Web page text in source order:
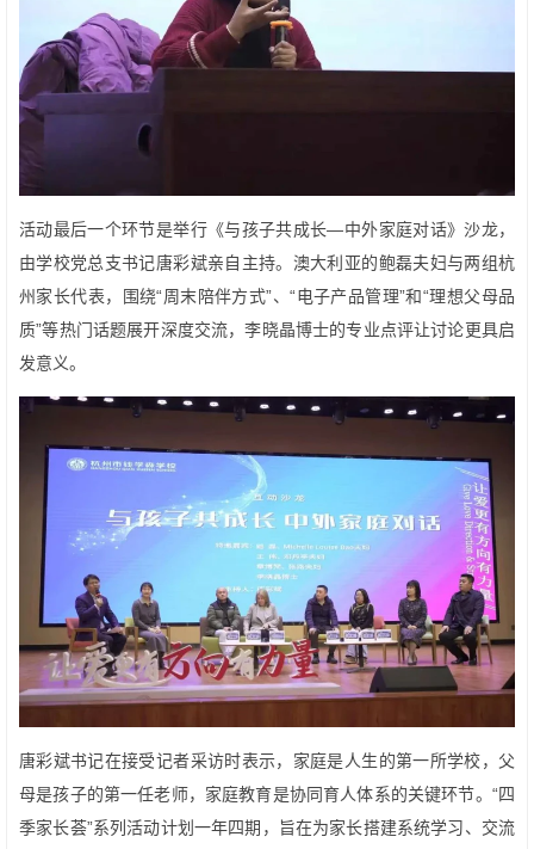
活动最后一个环节是举行《与孩子共成长—中外家庭对话》沙龙，
由学校党总支书记唐彩斌亲自主持。澳大利亚的鲍磊夫妇与两组杭
州家长代表，围绕“周末陪伴方式”、“电子产品管理”和“理想父母品
质”等热门话题展开深度交流，李晓晶博士的专业点评让讨论更具启
发意义。
唐彩斌书记在接受记者采访时表示，家庭是人生的第一所学校，父
母是孩子的第一任老师，家庭教育是协同育人体系的关键环节。“四
季家长荟”系列活动计划一年四期，旨在为家长搭建系统学习、交流